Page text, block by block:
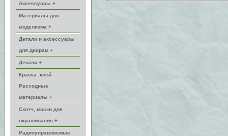
Аксессуары +
Материалы для
моделизма +
Детали и аксессуары
для диорам +
Декали +
Краска ,клей
Расходные
материалы +
Скотч, маски для
окрашивания +
Радиоуправляемые